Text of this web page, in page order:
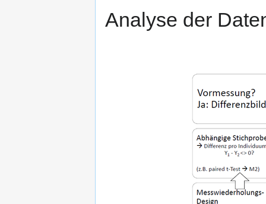
Analyse der